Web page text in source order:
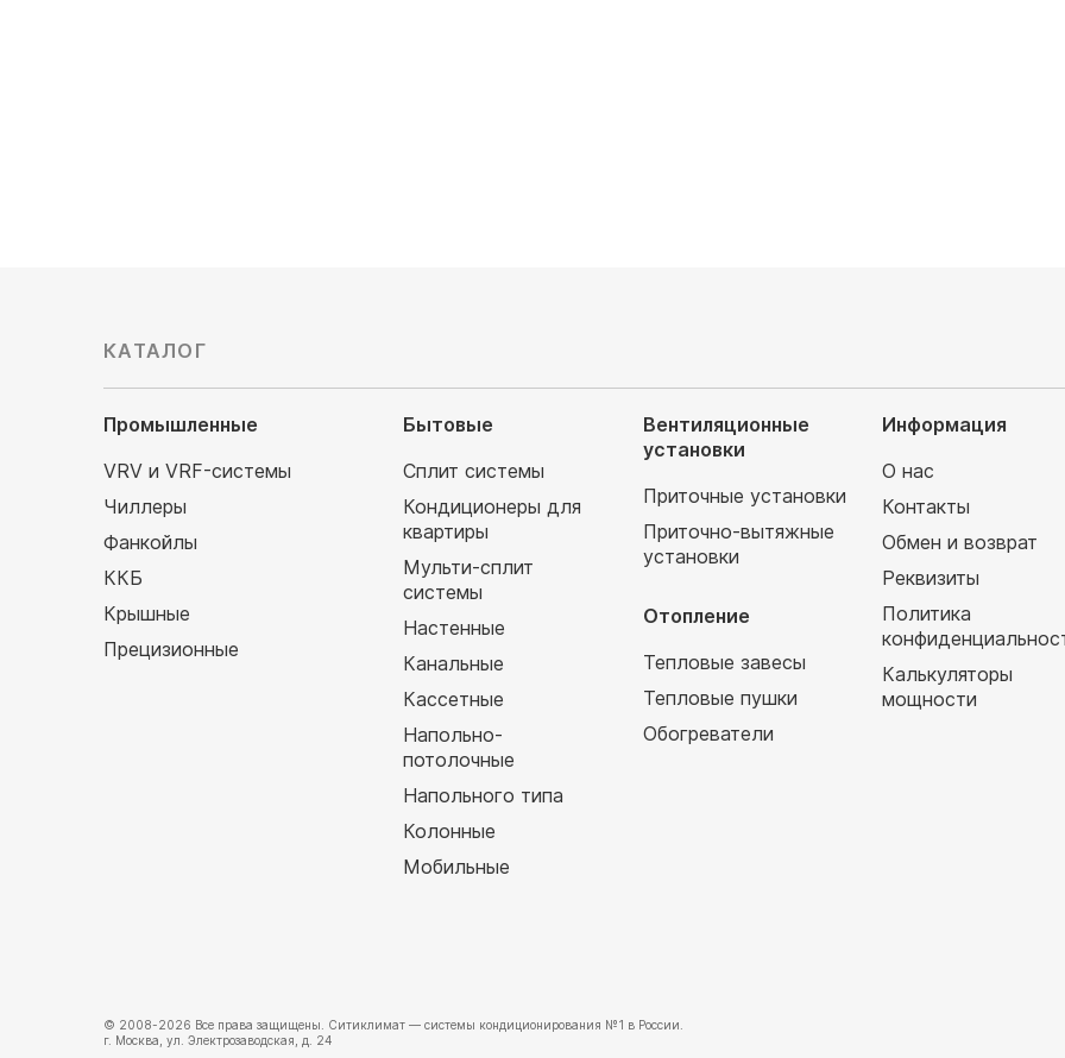
КАТАЛОГ
Промышленные
VRV и VRF-системы
Чиллеры
Фанкойлы
ККБ
Крышные
Прецизионные
Бытовые
Сплит системы
Кондиционеры для
квартиры
Мульти-сплит
системы
Настенные
Канальные
Кассетные
Напольно-
потолочные
Напольного типа
Колонные
Мобильные
Вентиляционные
установки
Приточные установки
Приточно-вытяжные
установки
Отопление
Тепловые завесы
Тепловые пушки
Обогреватели
Информация
О нас
Контакты
Обмен и возврат
Реквизиты
Политика
Калькуляторы
мощности
© 2008-2026 Все права защищены. Ситиклимат — системы кондиционирования №1 в России.
г. Москва, ул. Электрозаводская, д. 24